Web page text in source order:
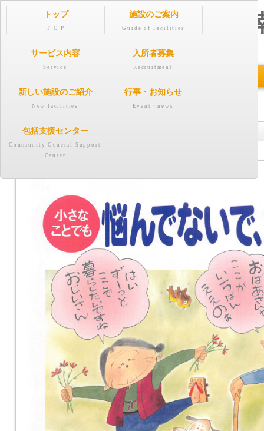
社 会福祉法人
トップ
T O P
施設のご案内
Guide of Facilities
サービス内容
Service
入所者募集
Recruitment
新しい施設のご紹介
New facilities
行事・お知らせ
Event・news
包括支援センター
Community General Support
Center
令和7年 包括